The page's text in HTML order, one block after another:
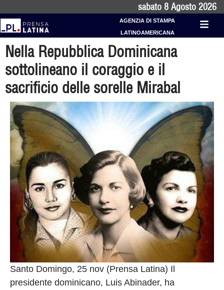
sabato 8 Agosto 2026
AGENZIA DI STAMPA
LATINOAMERICANA
Nella Repubblica Dominicana
sottolineano il coraggio e il
sacrificio delle sorelle Mirabal
Santo Domingo, 25 nov (Prensa Latina) Il
presidente dominicano, Luis Abinader, ha